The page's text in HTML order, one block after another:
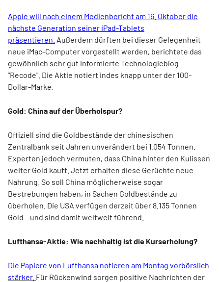
Apple will nach einem Medienbericht am 16. Oktober die
nächste Generation seiner iPad-Tablets
präsentieren. Außerdem dürften bei dieser Gelegenheit
neue iMac-Computer vorgestellt werden, berichtete das
gewöhnlich sehr gut informierte Technologieblog
"Recode". Die Aktie notiert indes knapp unter der 100-
Dollar-Marke.
Gold: China auf der Überholspur?
Offiziell sind die Goldbestände der chinesischen
Zentralbank seit Jahren unverändert bei 1.054 Tonnen.
Experten jedoch vermuten, dass China hinter den Kulissen
weiter Gold kauft. Jetzt erhalten diese Gerüchte neue
Nahrung. So soll China möglicherweise sogar
Bestrebungen haben, in Sachen Goldbestände zu
überholen. Die USA verfügen derzeit über 8.135 Tonnen
Gold – und sind damit weltweit führend.
Lufthansa-Aktie: Wie nachhaltig ist die Kurserholung?
Die Papiere von Lufthansa notieren am Montag vorbörslich
stärker. Für Rückenwind sorgen positive Nachrichten der